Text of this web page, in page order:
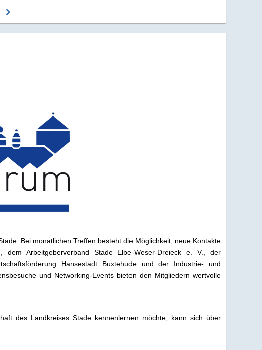
Bei monatlichen Treffen besteht die Möglichkeit, neue Kontakte
Arbeitgeberverband Stade Elbe-Weser-Dreieck e. V., der
Hansestadt Buxtehude und der Industrie- und
und Networking-Events bieten den Mitgliedern wertvolle
des Landkreises Stade kennenlernen möchte, kann sich über